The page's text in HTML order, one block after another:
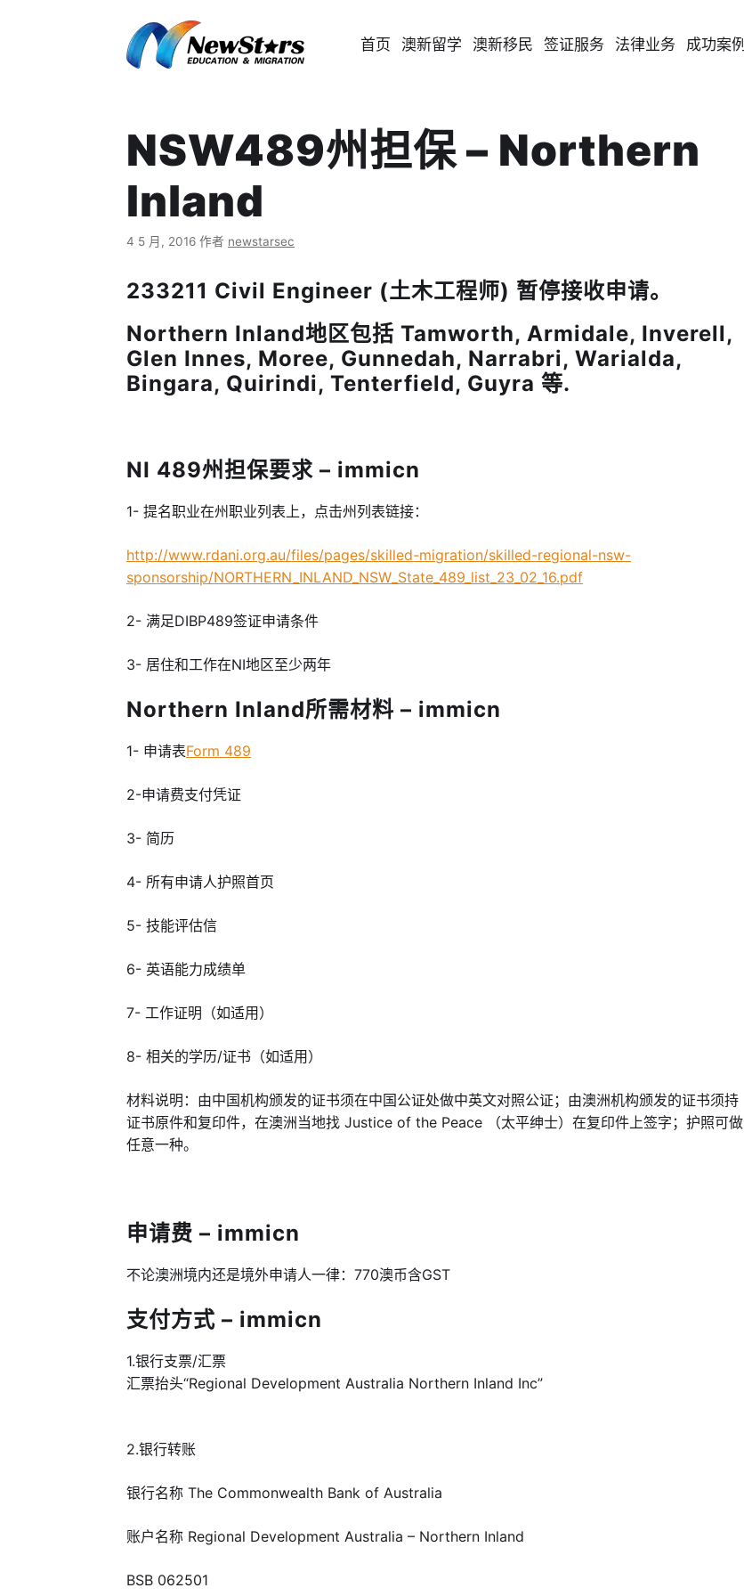
首页 澳新留学 澳新移民 签证服务 法律业务 成功案例
NSW489州担保 – Northern
Inland
4 5 月, 2016 作者 newstarsec
233211 Civil Engineer (土木工程师) 暂停接收申请。
Northern Inland地区包括 Tamworth, Armidale, Inverell,
Glen Innes, Moree, Gunnedah, Narrabri, Warialda,
Bingara, Quirindi, Tenterfield, Guyra 等.
NI 489州担保要求 – immicn
1- 提名职业在州职业列表上，点击州列表链接：
http://www.rdani.org.au/files/pages/skilled-migration/skilled-regional-nsw-
sponsorship/NORTHERN_INLAND_NSW_State_489_list_23_02_16.pdf
2- 满足DIBP489签证申请条件
3- 居住和工作在NI地区至少两年
Northern Inland所需材料 – immicn
1- 申请表Form 489
2-申请费支付凭证
3- 简历
4- 所有申请人护照首页
5- 技能评估信
6- 英语能力成绩单
7- 工作证明（如适用）
8- 相关的学历/证书（如适用）
材料说明：由中国机构颁发的证书须在中国公证处做中英文对照公证；由澳洲机构颁发的证书须持
证书原件和复印件，在澳洲当地找 Justice of the Peace （太平绅士）在复印件上签字；护照可做
任意一种。
申请费 – immicn
不论澳洲境内还是境外申请人一律：770澳币含GST
支付方式 – immicn
1.银行支票/汇票
汇票抬头“Regional Development Australia Northern Inland Inc”
2.银行转账
银行名称 The Commonwealth Bank of Australia
账户名称 Regional Development Australia – Northern Inland
BSB 062501